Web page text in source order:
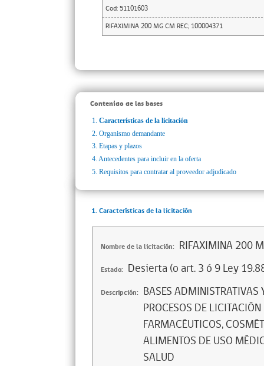
Cod: 51101603
RIFAXIMINA 200 MG CM REC; 100004371
Contenido de las bases
1. Características de la licitación
2. Organismo demandante
3. Etapas y plazos
4. Antecedentes para incluir en la oferta
5. Requisitos para contratar al proveedor adjudicado
1. Características de la licitación
Nombre de la licitación: RIFAXIMINA 200
Estado: Desierta (o art. 3 ó 9 Ley
Descripción: BASES ADMINISTRATIVAS
PROCESOS DE
FARMACÉUTICOS,
ALIMENTOS DE USO
SALUD